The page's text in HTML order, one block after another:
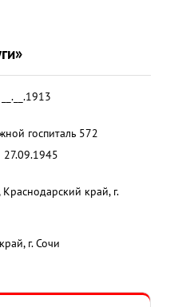
__.__.1913
госпиталь 572
27.09.1945
край, г.
г. Сочи